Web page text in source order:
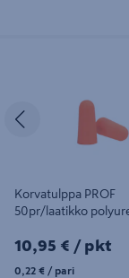
Edellinen
Korvatulppa PROF
50pr/laatikko
10,95€/pkt
10,95 € / pkt
0,22€/pari
0,22 € / pari